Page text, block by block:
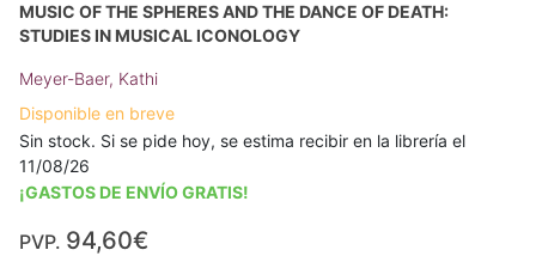
MUSIC OF THE SPHERES AND THE DANCE OF DEATH:
STUDIES IN MUSICAL ICONOLOGY
Meyer-Baer, Kathi
Disponible en breve
Sin stock. Si se pide hoy, se estima recibir en la librería el
11/08/26
¡GASTOS DE ENVÍO GRATIS!
PVP. 94,60€